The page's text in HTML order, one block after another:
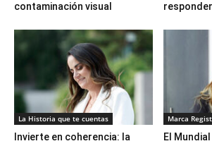
contaminación visual
La Historia que te cuentas
Invierte en coherencia: la
Marca
El